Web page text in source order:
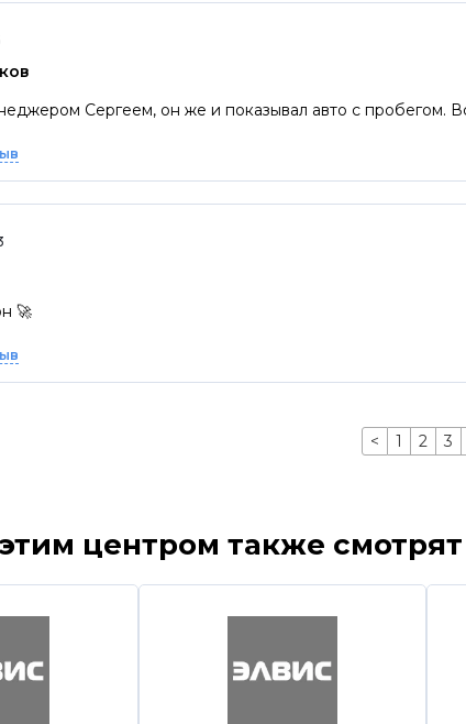
Сергеем, он же и показывал авто с пробегом.
🚀
< 1 2 3
центром также смотрят